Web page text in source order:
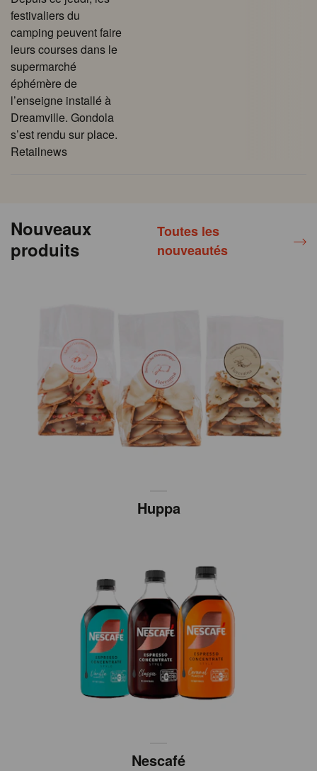
festivaliers du
camping peuvent faire
leurs courses dans le
supermarché
éphémère de
l’enseigne installé à
Dreamville. Gondola
s’est rendu sur place.
Retailnews
Nouveaux
produits
Toutes les
nouveautés
Huppa
Nescafé